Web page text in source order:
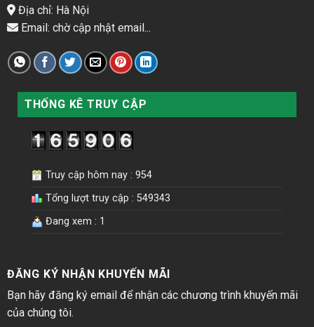
Địa chỉ: Hà Nội
Email: chờ cập nhật email...
THỐNG KÊ TRUY CẬP
Truy cập hôm nay : 954
Tổng lượt truy cập : 549343
Đang xem : 1
ĐĂNG KÝ NHẬN KHUYẾN MÃI
Bạn hãy đăng ký email để nhận các chương trình khuyến mãi
của chúng tôi.